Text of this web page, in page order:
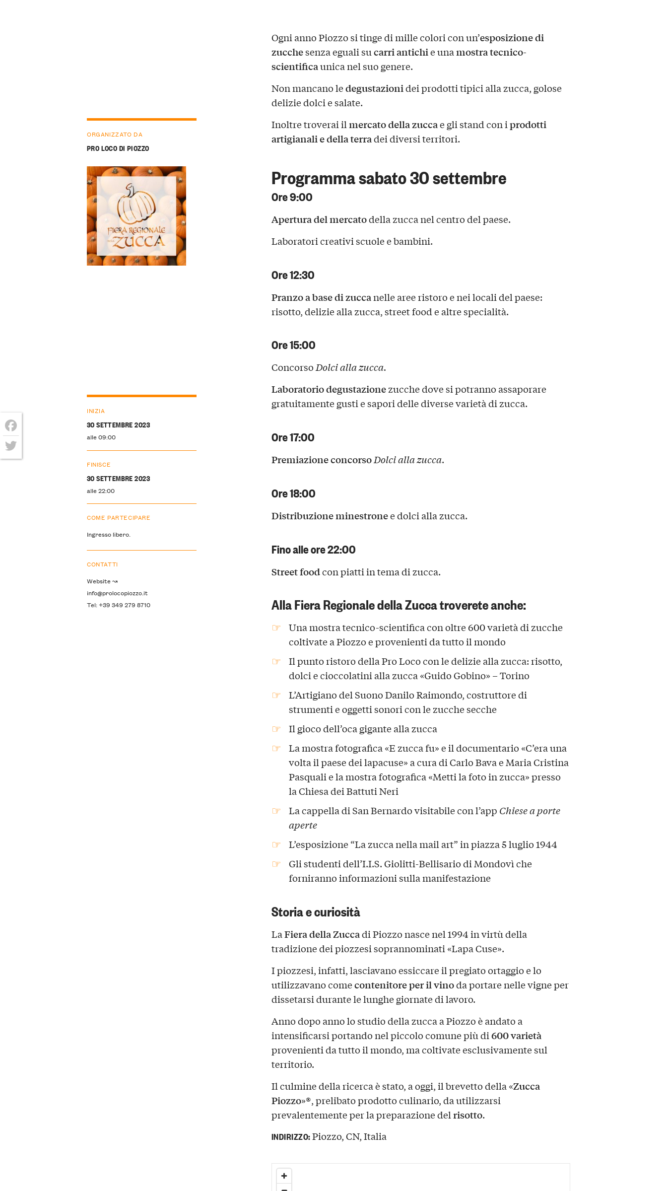
Ogni anno Piozzo si tinge di mille colori con un’esposizione di
zucchesenza eguali sucarri antichie unamostra tecnico-
scientificaunica nel suo genere.
Non mancano ledegustazionidei prodotti tipici alla zucca, golose
delizie dolci e salate.
Inoltre troverai ilmercato della zuccae gli stand con iprodotti
artigianali e della terradei diversi territori.
Programma sabato 30 settembre
Ore 9:00
Apertura del mercatodella zucca nel centro del paese.
Laboratori creativi scuole e bambini.
Ore 12:30
Pranzo a base di zuccanelle aree ristoro e nei locali del paese:
risotto, delizie alla zucca, street food e altre specialità.
Ore 15:00
ConcorsoDolci alla zucca.
Laboratorio degustazionezucche dove si potranno assaporare
gratuitamente gusti e sapori delle diverse varietà di zucca.
Ore 17:00
Premiazione concorsoDolci alla zucca.
Ore 18:00
Distribuzione minestronee dolci alla zucca.
Fino alle ore 22:00
Street foodcon piatti in tema di zucca.
Alla Fiera Regionale della Zucca troverete anche:
Una mostra tecnico-scientifica con oltre 600 varietà di zucche
coltivate a Piozzo e provenienti da tutto il mondo
Il punto ristoro della Pro Loco con le delizie alla zucca: risotto,
dolci e cioccolatini alla zucca «Guido Gobino» – Torino
L’Artigiano del Suono Danilo Raimondo, costruttore di
strumenti e oggetti sonori con le zucche secche
Il gioco dell’oca gigante alla zucca
La mostra fotografica «E zucca fu» e il documentario «C’era una
volta il paese dei lapacuse» a cura di Carlo Bava e Maria Cristina
Pasquali e la mostra fotografica «Metti la foto in zucca» presso
la Chiesa dei Battuti Neri
La cappella di San Bernardo visitabile con l’app Chiese a porte
aperte
L’esposizione “La zucca nella mail art” in piazza 5 luglio 1944
Gli studenti dell’I.I.S. Giolitti-Bellisario di Mondovì che
forniranno informazioni sulla manifestazione
Storia e curiosità
LaFiera della Zuccadi Piozzo nasce nel 1994 in virtù della
tradizione dei piozzesi soprannominati «Lapa Cuse».
I piozzesi, infatti, lasciavano essiccare il pregiato ortaggio e lo
utilizzavano comecontenitore per il vinoda portare nelle vigne per
dissetarsi durante le lunghe giornate di lavoro.
Anno dopo anno lo studio della zucca a Piozzo è andato a
intensificarsi portando nel piccolo comune più di600 varietà
provenienti da tutto il mondo, ma coltivate esclusivamente sul
territorio.
Il culmine della ricerca è stato, a oggi, il brevetto della «Zucca
Piozzo»®, prelibato prodotto culinario, da utilizzarsi
prevalentemente per la preparazione delrisotto.
ORGANIZZATO DA
PRO LOCO DI PIOZZO
INIZIA
30 SETTEMBRE 2023
alle 09:00
FINISCE
30 SETTEMBRE 2023
alle 22:00
COME PARTECIPARE
Ingresso libero.
CONTATTI
Website ↝
info@prolocopiozzo.it
Tel: +39 349 279 8710
INDIRIZZO:Piozzo, CN, Italia
Facebook
Twitter